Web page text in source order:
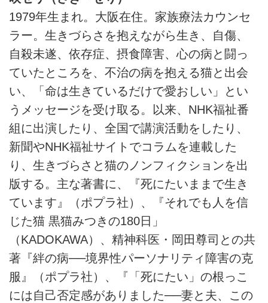
1979年生まれ。大阪在住。家族療法カウンセ
ラー。生きづらさを抱えながら生き、自傷、
自殺未遂、依存症、摂食障害、心の病と闘っ
ていたところを、不治の病を抱える猫と出会
い、「命は生きているだけで愛おしい」とい
うメッセージを受け取る。以来、NHK福祉番
組に出演したり、全国で講演活動をしたり、
新聞やNHK福祉サイトでコラムを連載した
り、生きづらさと猫のノンフィクションを出
版する。主な著書に、『死にたいままで生き
ています』（ポプラ社）、『それでも人を信
じた猫 黒猫みつきの180日」
（KADOKAWA）、精神科医・岡田尊司との共
著『絆の病──境界性パーソナリティ障害の克
服』（ポプラ社）、『「死にたい」の根っこ
には自己否定感がありました──妻と夫、この